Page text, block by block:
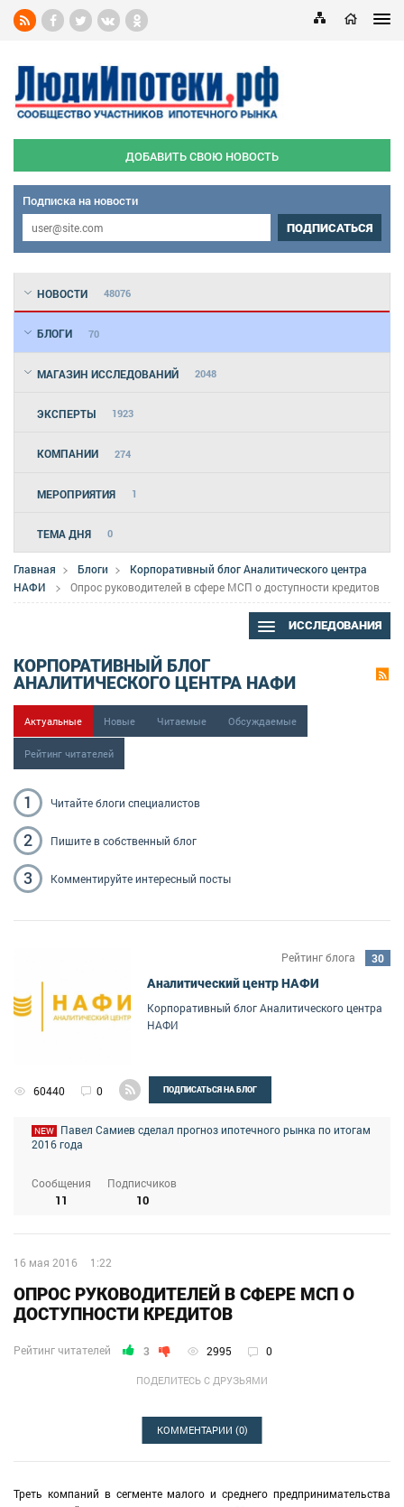
ДОБАВИТЬ СВОЮ НОВОСТЬ
Подписка на новости
ПОДПИСАТЬСЯ
НОВОСТИ 48076
БЛОГИ 70
МАГАЗИН ИССЛЕДОВАНИЙ 2048
ЭКСПЕРТЫ 1923
КОМПАНИИ 274
МЕРОПРИЯТИЯ 1
ТЕМА ДНЯ 0
Главная Блоги
Корпоративный блог Аналитического центра
НАФИ
Опрос руководителей в сфере МСП о доступности кредитов
ИССЛЕДОВАНИЯ
КОРПОРАТИВНЫЙ БЛОГ
АНАЛИТИЧЕСКОГО ЦЕНТРА НАФИ
Актуальные Новые Читаемые Обсуждаемые
Рейтинг читателей
1 Читайте блоги специалистов
2 Пишитев собственный блог
3 Комментируйтеинтересный посты
Аналитический центр НАФИ
Корпоративный блог Аналитического центра
НАФИ
60440 0 ПОДПИСАТЬСЯ НА БЛОГ
Сообщения
11
Подписчиков
10
NEW
Павел Самиев сделал прогноз ипотечного рынка по итогам
2016 года
Рейтинг блога 30
16 мая 2016 1:22
ПОДЕЛИТЕСЬ С ДРУЗЬЯМИ
ОПРОС РУКОВОДИТЕЛЕЙ В СФЕРЕ МСП О
ДОСТУПНОСТИ КРЕДИТОВ
Рейтинг читателей 3 2995 0
КОММЕНТАРИИ (0)
Треть компаний в сегменте малого и среднего предпринимательства